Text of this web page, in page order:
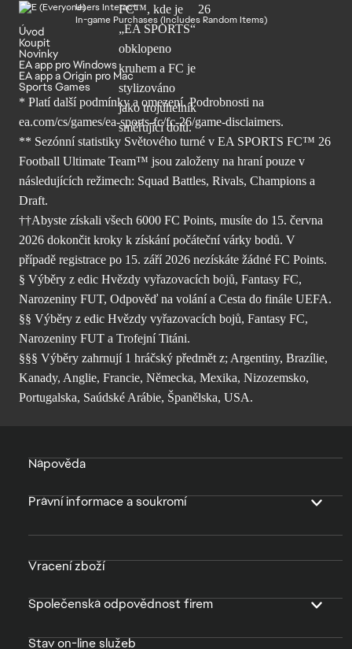
Users Interact
In-game Purchases (Includes Random Items)
Úvod
Koupit
Novinky
EA app pro Windows
EA app a Origin pro Mac
Sports Games
* Platí další podmínky a omezení. Podrobnosti na
ea.com/cs/games/ea-sports-fc/fc-26/game-disclaimers.
** Sezónní statistiky Světového turné v EA SPORTS FC™ 26
Football Ultimate Team™ jsou založeny na hraní pouze v
následujících režimech: Squad Battles, Rivals, Champions a
Draft.
††Abyste získali všech 6000 FC Points, musíte do 15. června
2026 dokončit kroky k získání počáteční várky bodů. V
případě registrace po 15. září 2026 nezískáte žádné FC Points.
§ Výběry z edic Hvězdy vyřazovacích bojů, Fantasy FC,
Narozeniny FUT, Odpověď na volání a Cesta do finále UEFA.
§§ Výběry z edic Hvězdy vyřazovacích bojů, Fantasy FC,
Narozeniny FUT a Trofejní Titáni.
§§§ Výběry zahrnují 1 hráčský předmět z; Argentiny, Brazílie,
Kanady, Anglie, Francie, Německa, Mexika, Nizozemsko,
Portugalska, Saúdské Arábie, Španělska, USA.
Nápověda
Právní informace a soukromí
Vracení zboží
Společenská odpovědnost firem
Stav on-line služeb